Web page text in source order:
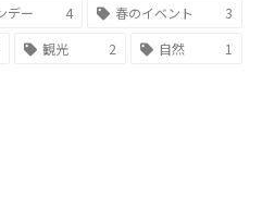
デー 4 春のイベント
3
観光 2 自然 1